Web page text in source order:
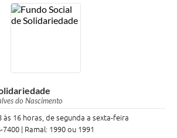
do Nascimento
às 16 horas, de segunda a sexta-feira
7400 | Ramal: 1990 ou 1991